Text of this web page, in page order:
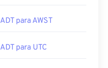
ADT para AWST
ADT para UTC